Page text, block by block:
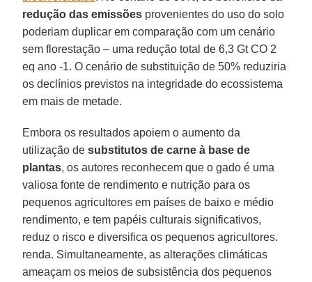
redução das emissões provenientes do uso do solo
poderiam duplicar em comparação com um cenário
sem florestação – uma redução total de 6,3 Gt CO 2
eq ano -1. O cenário de substituição de 50% reduziria
os declínios previstos na integridade do ecossistema
em mais de metade.
Embora os resultados apoiem o aumento da
utilização desubstitutos de carne à base de
plantas, os autores reconhecem que o gado é uma
valiosa fonte de rendimento e nutrição para os
pequenos agricultores em países de baixo e médio
rendimento, e tem papéis culturais significativos,
reduz o risco e diversifica os pequenos agricultores.
renda. Simultaneamente, as alterações climáticas
ameaçam os meios de subsistência dos pequenos